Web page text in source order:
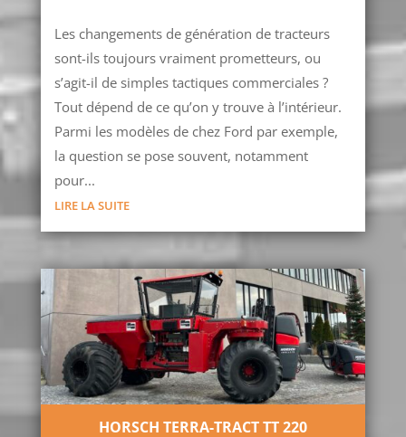
Les changements de génération de tracteurs
sont-ils toujours vraiment prometteurs, ou
s’agit-il de simples tactiques commerciales ?
Tout dépend de ce qu’on y trouve à l’intérieur.
Parmi les modèles de chez Ford par exemple,
la question se pose souvent, notamment
pour...
LIRE LA SUITE
HORSCH TERRA-TRACT TT 220